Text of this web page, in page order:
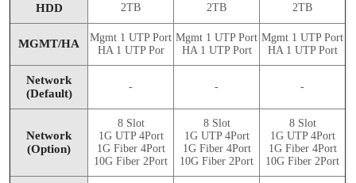
HDD 2TB 2TB 2TB
MGMT/HA
Mgmt 1 UTP Port
HA 1 UTP Por
Mgmt 1 UTP Port
HA 1 UTP Port
Mgmt 1 UTP Port
HA 1 UTP Port
Network
(Default)
- - -
Network
(Option)
8 Slot
1G UTP 4Port
1G Fiber 4Port
10G Fiber 2Port
8 Slot
1G UTP 4Port
1G Fiber 4Port
10G Fiber 2Port
8 Slot
1G UTP 4Port
1G Fiber 4Port
10G Fiber 2Port